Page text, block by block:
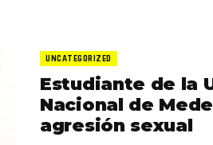
UNCATEGORIZED
Estudiante de la
Nacional de
agresión sexual